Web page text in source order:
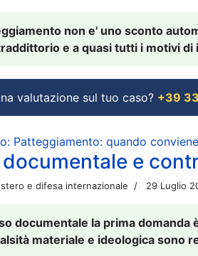
non e' uno sconto
e a quasi tutti i motivi di
valutazione sul tuo caso? +39
Patteggiamento: quando
documentale e
e difesa internazionale 29 Luglio
documentale la prima
materiale e ideologica sono